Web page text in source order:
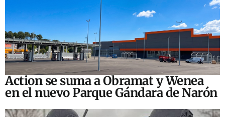
Action se suma a Obramat y Wenea
en el nuevo Parque Gándara de Narón